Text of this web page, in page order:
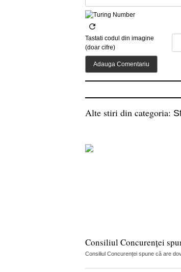
Tastati codul din imagine
(doar cifre)
Alte stiri din categoria:
Consiliul Concurenței
Consiliul Concurenței spune că are